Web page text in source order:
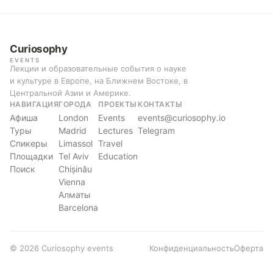
Curiosophy
EVENTS
Лекции и образовательные события о науке
и культуре в Европе, на Ближнем Востоке, в
Центральной Азии и Америке.
НАВИГАЦИЯ
Афиша
Туры
Спикеры
Площадки
Поиск
ГОРОДА
London
Madrid
Limassol
Tel Aviv
Chișinău
Vienna
Алматы
Barcelona
ПРОЕКТЫ
Events
Lectures
Travel
Education
КОНТАКТЫ
events@curiosophy.io
Telegram
© 2026 Curiosophy events КонфиденциальностьОферта